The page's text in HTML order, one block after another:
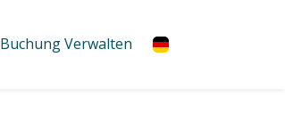
Buchung Verwalten